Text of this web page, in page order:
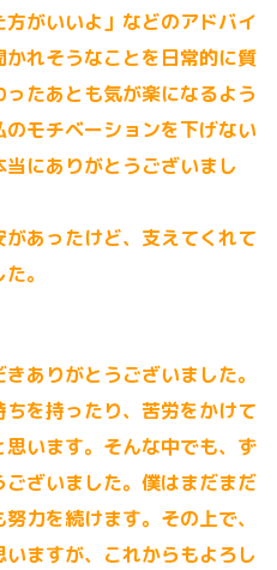
方がいいよ」などのアドバイ
れそうなことを日常的に質
たあとも気が楽になるよう
モチベーションを下げない
にありがとうございまし
あったけど、支えてくれて
。
ありがとうございました。
を持ったり、苦労をかけて
います。そんな中でも、ず
ざいました。僕はまだまだ
力を続けます。その上で、
ますが、これからもよろし